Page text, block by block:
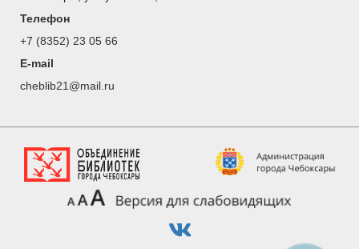
Телефон
+7 (8352) 23 05 66
E-mail
cheblib21@mail.ru